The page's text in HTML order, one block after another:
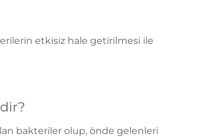
etkisiz hale getirilmesi ile
bakteriler olup, önde gelenleri